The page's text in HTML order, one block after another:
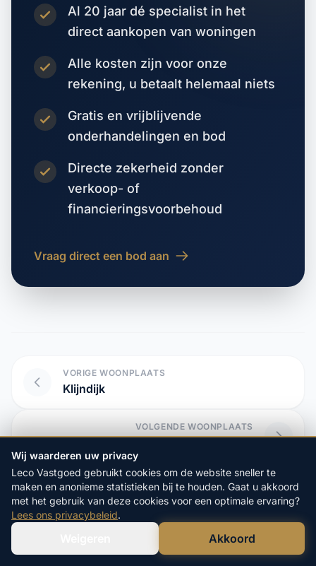
Al 20 jaar dé specialist in het
direct aankopen van woningen
Alle kosten zijn voor onze
rekening, u betaalt helemaal niets
Gratis en vrijblijvende
onderhandelingen en bod
Directe zekerheid zonder
verkoop- of
financieringsvoorbehoud
Vraag direct een bod aan
VORIGE WOONPLAATS
Klijndijk
VOLGENDE WOONPLAATS
Start hier uw vrijblijvende
4.9/5op Google
Bel Ons Direct
Wij waarderen uw privacy
Leco Vastgoed gebruikt cookies om de website sneller te
maken en anonieme statistieken bij te houden. Gaat u akkoord
met het gebruik van deze cookies voor een optimale ervaring?
Lees ons privacybeleid.
Akkoord